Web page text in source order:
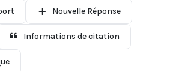
Nouvelle Réponse
Informations de citation